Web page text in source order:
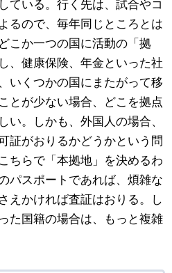
ている。行く先は、試合やコ
るので、毎年同じところとは
こか一つの国に活動の「拠
、健康保険、年金といった社
いくつかの国にまたがって移
とが少ない場合、どこを拠点
い。しかも、外国人の場合、
証がおりるかどうかという問
ちらで「本拠地」を決めるわ
パスポートであれば、煩雑な
えかければ査証はおりる。し
た国籍の場合は、もっと複雑